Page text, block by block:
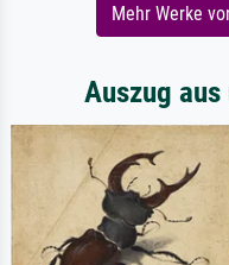
Mehr Werke
Auszug aus